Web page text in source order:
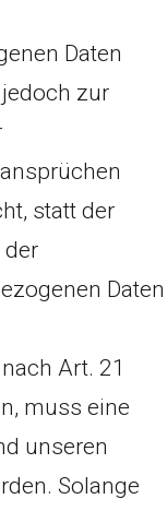
Daten
zur
statt der
der
Daten
Art. 21
muss eine
unseren
Solange